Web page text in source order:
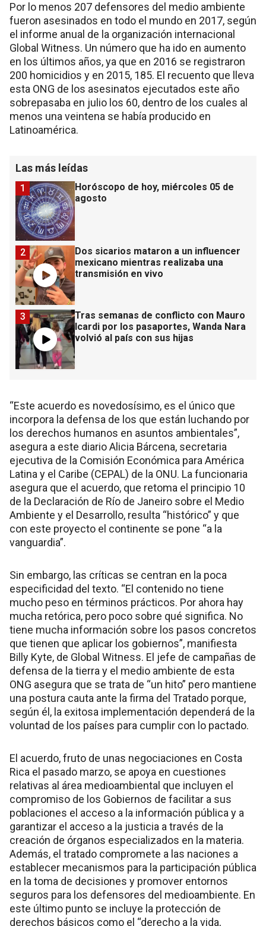
Por lo menos 207 defensores del medio ambiente
fueron asesinados en todo el mundo en 2017, según
el informe anual de la organización internacional
Global Witness. Un número que ha ido en aumento
en los últimos años, ya que en 2016 se registraron
200 homicidios y en 2015, 185. El recuento que lleva
esta ONG de los asesinatos ejecutados este año
sobrepasaba en julio los 60, dentro de los cuales al
menos una veintena se había producido en
Latinoamérica.
Las más leídas
Horóscopo de hoy, miércoles 05 de
agosto
1
Dos sicarios mataron a un influencer
mexicano mientras realizaba una
transmisión en vivo
2
Tras semanas de conflicto con Mauro
Icardi por los pasaportes, Wanda Nara
volvió al país con sus hijas
3
“Este acuerdo es novedosísimo, es el único que
incorpora la defensa de los que están luchando por
los derechos humanos en asuntos ambientales”,
asegura a este diario Alicia Bárcena, secretaria
ejecutiva de la Comisión Económica para América
Latina y el Caribe (CEPAL) de la ONU. La funcionaria
asegura que el acuerdo, que retoma el principio 10
de la Declaración de Río de Janeiro sobre el Medio
Ambiente y el Desarrollo, resulta “histórico” y que
con este proyecto el continente se pone “a la
vanguardia”.
Sin embargo, las críticas se centran en la poca
especificidad del texto. “El contenido no tiene
mucho peso en términos prácticos. Por ahora hay
mucha retórica, pero poco sobre qué significa. No
tiene mucha información sobre los pasos concretos
que tienen que aplicar los gobiernos”, manifiesta
Billy Kyte, de Global Witness. El jefe de campañas de
defensa de la tierra y el medio ambiente de esta
ONG asegura que se trata de “un hito” pero mantiene
una postura cauta ante la firma del Tratado porque,
según él, la exitosa implementación dependerá de la
voluntad de los países para cumplir con lo pactado.
El acuerdo, fruto de unas negociaciones en Costa
Rica el pasado marzo, se apoya en cuestiones
relativas al área medioambiental que incluyen el
compromiso de los Gobiernos de facilitar a sus
poblaciones el acceso a la información pública y a
garantizar el acceso a la justicia a través de la
creación de órganos especializados en la materia.
Además, el tratado compromete a las naciones a
establecer mecanismos para la participación pública
en la toma de decisiones y promover entornos
seguros para los defensores del medioambiente. En
este último punto se incluye la protección de
derechos básicos como el “derecho a la vida,